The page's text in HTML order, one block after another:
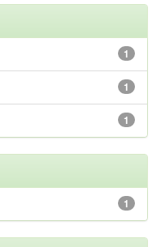
1
1
1
1